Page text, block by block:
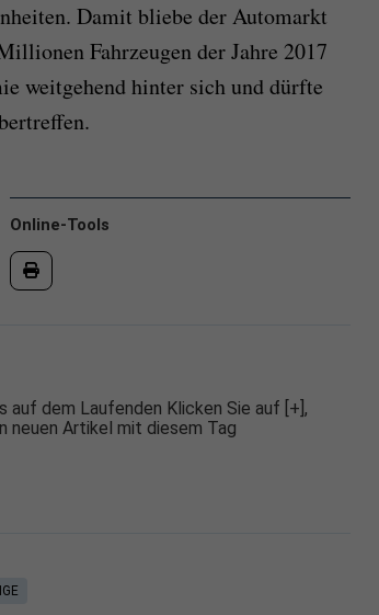
Damit bliebe der Automarkt
Fahrzeugen der Jahre 2017
weitgehend hinter sich und dürfte
Online-Tools
auf dem Laufenden Klicken Sie auf [+],
neuen Artikel mit diesem Tag